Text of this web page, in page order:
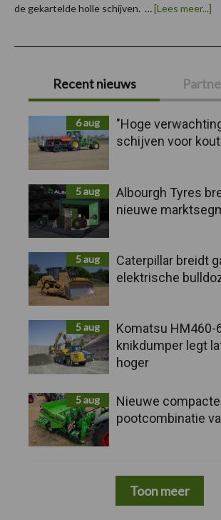
de gekartelde holle schijven. …[Lees meer...]
Primaire
Sidebar
Recent nieuws
6 aug
"Hoge
schijven voor
5 aug
Albourgh Tyres
nieuwe
5 aug
Caterpillar breidt
elektrische
5 aug
Komatsu HM460-
knikdumper legt
hoger
5 aug
Nieuwe
pootcombinatie
Toon meer